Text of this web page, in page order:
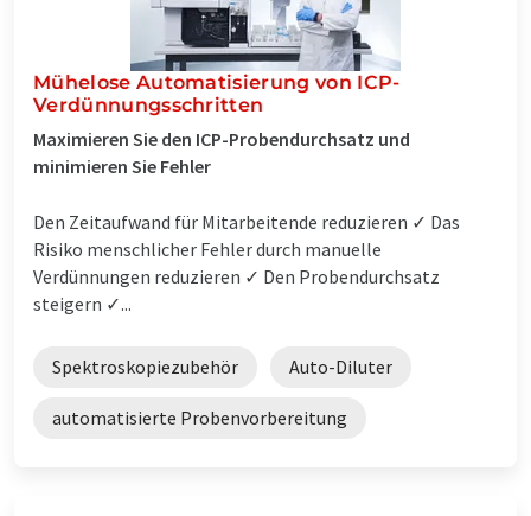
Mühelose Automatisierung von ICP-
Verdünnungsschritten
Maximieren Sie den ICP-Probendurchsatz und
minimieren Sie Fehler
Den Zeitaufwand für Mitarbeitende reduzieren ✓ Das
Risiko menschlicher Fehler durch manuelle
Verdünnungen reduzieren ✓ Den Probendurchsatz
steigern ✓...
Spektroskopiezubehör Auto-Diluter
automatisierte Probenvorbereitung